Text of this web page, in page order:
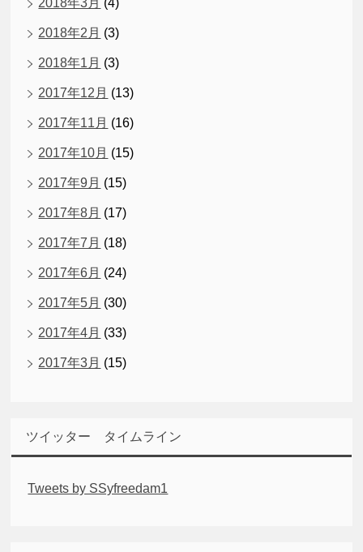
2018年2月 (3)
2018年1月 (3)
2017年12月 (13)
2017年11月 (16)
2017年10月 (15)
2017年9月 (15)
2017年8月 (17)
2017年7月 (18)
2017年6月 (24)
2017年5月 (30)
2017年4月 (33)
2017年3月 (15)
ツイッター タイムライン
Tweets by SSyfreedam1